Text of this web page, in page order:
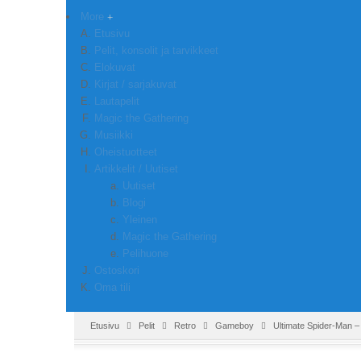
More
Etusivu
Pelit, konsolit ja tarvikkeet
Elokuvat
Kirjat / sarjakuvat
Lautapelit
Magic the Gathering
Musiikki
Oheistuotteet
Artikkelit / Uutiset
Uutiset
Blogi
Yleinen
Magic the Gathering
Pelihuone
Ostoskori
Oma tili
Etusivu Pelit Retro Gameboy Ultimate Spider-Man